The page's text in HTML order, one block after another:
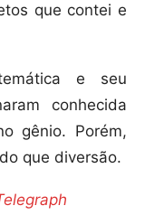
que contei e
e seu
conhecida
gênio. Porém,
que diversão.